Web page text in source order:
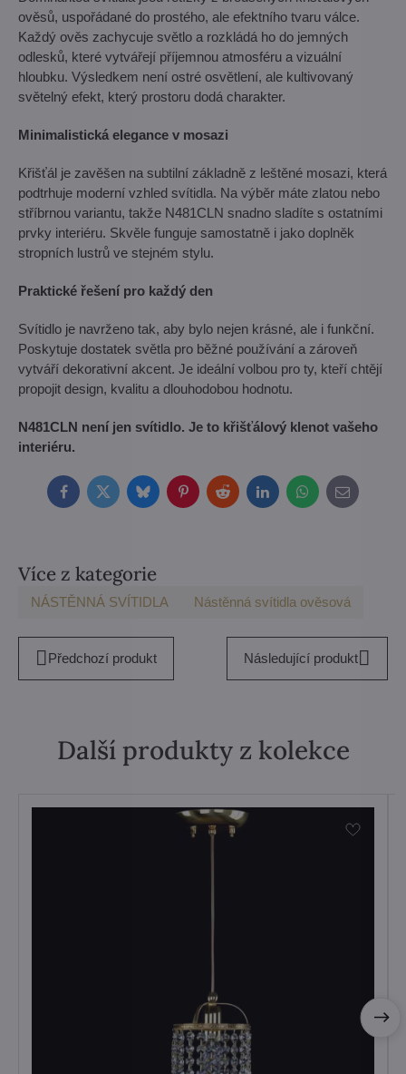
ověsů, uspořádané do prostého, ale efektního tvaru válce.
Každý ověs zachycuje světlo a rozkládá ho do jemných
odlesků, které vytvářejí příjemnou atmosféru a vizuální
hloubku. Výsledkem není ostré osvětlení, ale kultivovaný
světelný efekt, který prostoru dodá charakter.
Minimalistická elegance v mosazi
Křišťál je zavěšen na subtilní základně z leštěné mosazi, která
podtrhuje moderní vzhled svítidla. Na výběr máte zlatou nebo
stříbrnou variantu, takže N481CLN snadno sladíte s ostatními
prvky interiéru. Skvěle funguje samostatně i jako doplněk
stropních lustrů ve stejném stylu.
Praktické řešení pro každý den
Svítidlo je navrženo tak, aby bylo nejen krásné, ale i funkční.
Poskytuje dostatek světla pro běžné používání a zároveň
vytváří dekorativní akcent. Je ideální volbou pro ty, kteří chtějí
propojit design, kvalitu a dlouhodobou hodnotu.
N481CLN není jen svítidlo. Je to křišťálový klenot vašeho
interiéru.
FacebookTwitterBlueskyPinterestRedditLinkedInWhatsApp
E-
mail
Více z kategorie
NÁSTĚNNÁ SVÍTIDLA Nástěnná svítidla ověsová
Předchozí produkt Následující produkt
Další produkty z kolekce